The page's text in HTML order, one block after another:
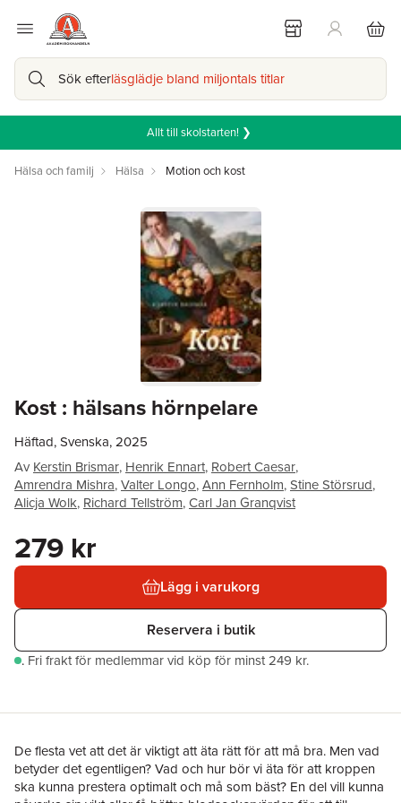
Sök efterläsglädje bland miljontals titlar
Allt till skolstarten! ❯
Hälsa och familj Hälsa Motion och kost
Kost : hälsans hörnpelare
Häftad, Svenska, 2025
Av Kerstin Brismar, Henrik Ennart, Robert Caesar,
Amrendra Mishra,Valter Longo,Ann Fernholm,Stine Störsrud,
Alicja Wolk, Richard Tellström,Carl Jan Granqvist
279 kr
Lägg i varukorg
Reservera i butik
. Fri frakt för medlemmar vid köp för minst 249 kr.
De flesta vet att det är viktigt att äta rätt för att må bra. Men vad
betyder det egentligen? Vad och hur bör vi äta för att kroppen
ska kunna prestera optimalt och må som bäst? En del vill kunna